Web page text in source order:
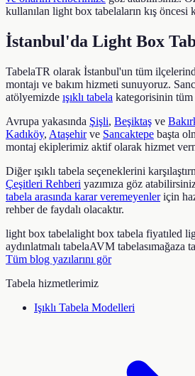
kullanılan light box tabelaların kış
İstanbul'da Light Box
TabelaTR olarak İstanbul'un tüm
montajı ve bakım hizmeti sunuyoruz.
atölyemizde ışıklı tabela kategorisinin
Avrupa yakasında Şişli, Beşiktaş ve
Kadıköy, Ataşehirve Sancaktepe başta
montaj ekiplerimiz aktif olarak hizmet
Diğer ışıklı tabela seçeneklerini
Çeşitleri Rehberi yazımıza göz
tabela arasında karar veremeyenleriçin
rehber de faydalı olacaktır.
light box tabelalight box tabela fiyatıled
aydınlatmalı tabelaAVM tabelasımağaza
Tüm blog yazılarını gör
Tabela hizmetlerimiz
Işıklı Tabela Modelleri